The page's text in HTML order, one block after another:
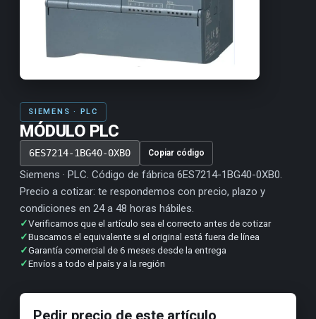
SIEMENS · PLC
MÓDULO PLC
6ES7214-1BG40-0XB0 Copiar código
Siemens · PLC. Código de fábrica 6ES7214-1BG40-0XB0.
Precio a cotizar: te respondemos con precio, plazo y
condiciones en 24 a 48 horas hábiles.
✓Verificamos que el artículo sea el correcto antes de cotizar
✓Buscamos el equivalente si el original está fuera de línea
✓Garantía comercial de 6 meses desde la entrega
✓Envíos a todo el país y a la región
Pedir precio de este artículo